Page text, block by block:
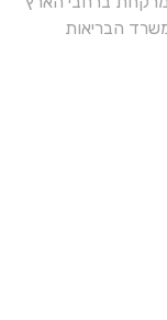
הבריאות